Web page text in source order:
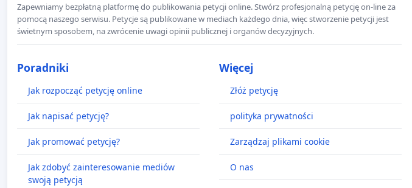
Zapewniamy bezpłatną platformę do publikowania petycji online. Stwórz profesjonalną petycję on-line za
pomocą naszego serwisu. Petycje są publikowane w mediach każdego dnia, więc stworzenie petycji jest
świetnym sposobem, na zwrócenie uwagi opinii publicznej i organów decyzyjnych.
Poradniki
Jak rozpocząć petycję online
Jak napisać petycję?
Jak promować petycję?
Jak zdobyć zainteresowanie mediów
swoją petycją
Więcej
Złóż petycję
polityka prywatności
Zarządzaj plikami cookie
O nas